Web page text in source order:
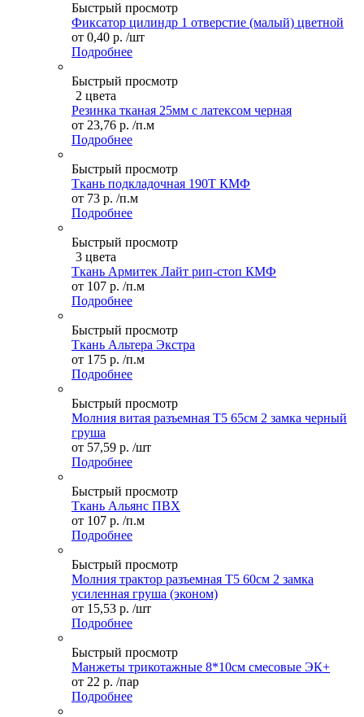
Быстрый просмотр
Фиксатор цилиндр 1 отверстие (малый) цветной
от 0,40 р. /шт
Подробнее
Быстрый просмотр
2 цвета
Резинка тканая 25мм с латексом черная
от 23,76 р. /п.м
Подробнее
Быстрый просмотр
Ткань подкладочная 190Т КМФ
от 73 р. /п.м
Подробнее
Быстрый просмотр
3 цвета
Ткань Армитек Лайт рип-стоп КМФ
от 107 р. /п.м
Подробнее
Быстрый просмотр
Ткань Альтера Экстра
от 175 р. /п.м
Подробнее
Быстрый просмотр
Молния витая разъемная Т5 65см 2 замка черный
груша
от 57,59 р. /шт
Подробнее
Быстрый просмотр
Ткань Альянс ПВХ
от 107 р. /п.м
Подробнее
Быстрый просмотр
Молния трактор разъемная Т5 60см 2 замка
усиленная груша (эконом)
от 15,53 р. /шт
Подробнее
Быстрый просмотр
Манжеты трикотажные 8*10см смесовые ЭК+
от 22 р. /пар
Подробнее